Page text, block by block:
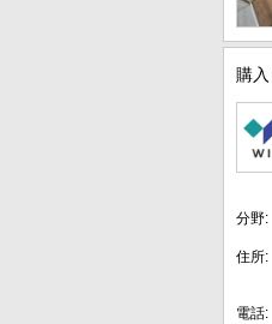
購
分野:
住所:
電話: